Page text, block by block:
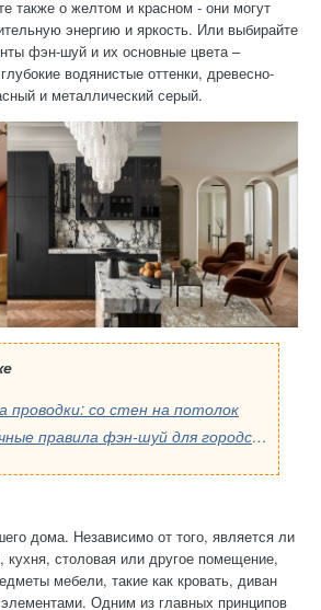
также о желтом и красном - они могут
энергию и яркость. Или выбирайте
фэн-шуй и их основные цвета –
водянистые оттенки, древесно-
и металлический серый.
проводки: со стен на потолок
Межстрочные правила фэн-шуй для городских квартир
дома. Независимо от того, является ли
кухня, столовая или другое помещение,
мебели, такие как кровать, диван
Одним из главных принципов